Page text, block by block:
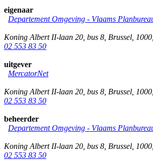
eigenaar
Departement Omgeving - Vlaams
Koning Albert II-laan 20, bus 8 Brussel 1000
02 553 83 50
uitgever
MercatorNet
Koning Albert II-laan 20, bus 8 Brussel 1000
02 553 83 50
beheerder
Departement Omgeving - Vlaams
Koning Albert II-laan 20, bus 8 Brussel 1000
02 553 83 50